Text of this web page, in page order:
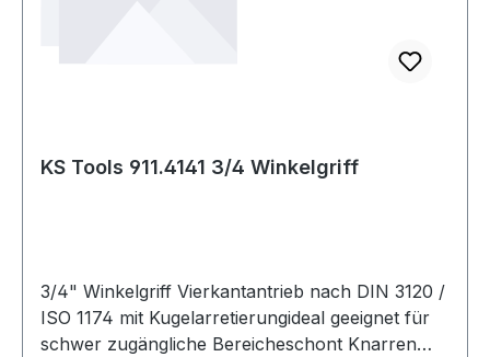
KS Tools 911.4141 3/4 Winkelgriff
3/4" Winkelgriff Vierkantantrieb nach DIN 3120 /
ISO 1174 mit Kugelarretierungideal geeignet für
schwer zugängliche Bereicheschont Knarren